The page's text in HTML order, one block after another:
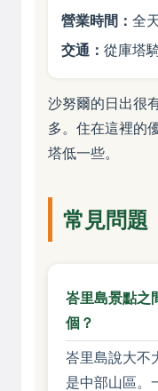
營業時間： 全
交通： 從庫塔
沙努爾的日出很
多。住在這裡的
塔低一些。
常見問題
峇里島景點之
個？
峇里島說大不
是中部山區。